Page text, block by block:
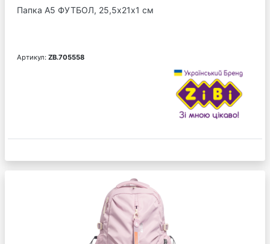
Папка А5 ФУТБОЛ, 25,5х21х1 см
Артикул: ZB.705558